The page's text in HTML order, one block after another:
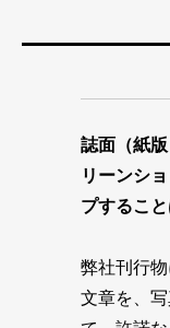
誌面（紙
リーンシ
プするこ
弊社刊行
文章を、